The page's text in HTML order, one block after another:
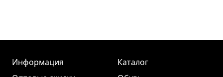
Информация
Каталог